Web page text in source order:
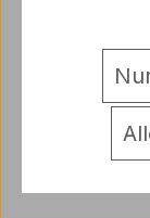
Warnhinweise
Bewertungen